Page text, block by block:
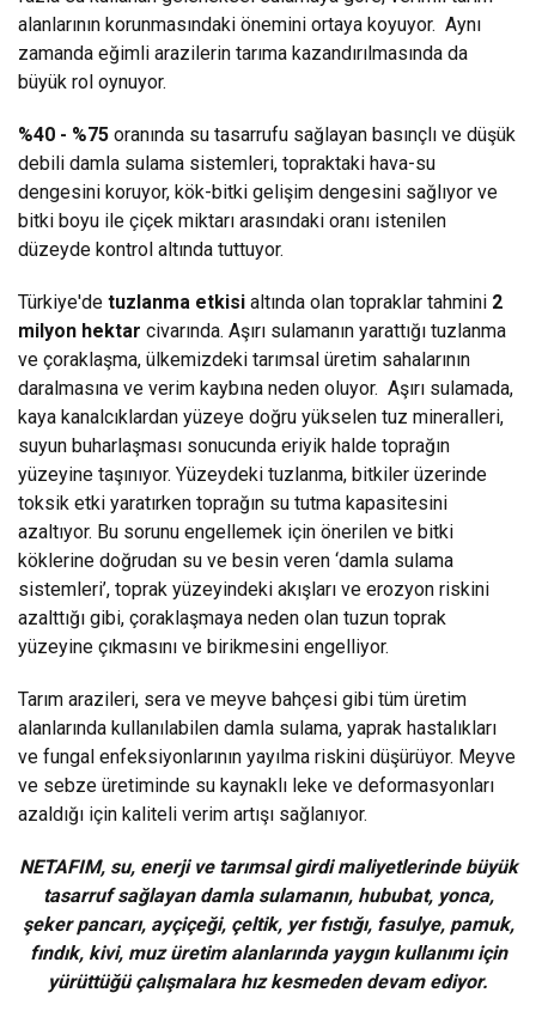
alanlarının korunmasındaki önemini ortaya koyuyor. Aynı
zamanda eğimli arazilerin tarıma kazandırılmasında da
büyük rol oynuyor.
%40 - %75 oranında su tasarrufu sağlayan basınçlı ve düşük
debili damla sulama sistemleri, topraktaki hava-su
dengesini koruyor, kök-bitki gelişim dengesini sağlıyor ve
bitki boyu ile çiçek miktarı arasındaki oranı istenilen
düzeyde kontrol altında tuttuyor.
Türkiye'de tuzlanma etkisi altında olan topraklar tahmini 2
milyon hektar civarında. Aşırı sulamanın yarattığı tuzlanma
ve çoraklaşma, ülkemizdeki tarımsal üretim sahalarının
daralmasına ve verim kaybına neden oluyor. Aşırı sulamada,
kaya kanalcıklardan yüzeye doğru yükselen tuz mineralleri,
suyun buharlaşması sonucunda eriyik halde toprağın
yüzeyine taşınıyor. Yüzeydeki tuzlanma, bitkiler üzerinde
toksik etki yaratırken toprağın su tutma kapasitesini
azaltıyor. Bu sorunu engellemek için önerilen ve bitki
köklerine doğrudan su ve besin veren ‘damla sulama
sistemleri’, toprak yüzeyindeki akışları ve erozyon riskini
azalttığı gibi, çoraklaşmaya neden olan tuzun toprak
yüzeyine çıkmasını ve birikmesini engelliyor.
Tarım arazileri, sera ve meyve bahçesi gibi tüm üretim
alanlarında kullanılabilen damla sulama, yaprak hastalıkları
ve fungal enfeksiyonlarının yayılma riskini düşürüyor. Meyve
ve sebze üretiminde su kaynaklı leke ve deformasyonları
azaldığı için kaliteli verim artışı sağlanıyor.
NETAFIM, su, enerji ve tarımsal girdi maliyetlerinde büyük
tasarruf sağlayan damla sulamanın, hububat, yonca,
şeker pancarı, ayçiçeği, çeltik, yer fıstığı, fasulye, pamuk,
fındık, kivi, muz üretim alanlarında yaygın kullanımı için
yürüttüğü çalışmalara hız kesmeden devam ediyor.